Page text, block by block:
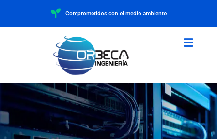
Comprometidos con el medio ambiente